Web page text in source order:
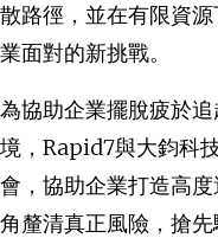
散路徑，並在有限資
業面對的新挑戰。
為協助企業擺脫疲於
境，Rapid7與大鈞科
會，協助企業打造高度
角釐清真正風險，搶